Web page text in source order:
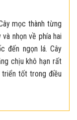
mọc thành từng
nhọn về phía hai
đến ngọn lá. Cây
chịu khô hạn rất
tốt trong điều